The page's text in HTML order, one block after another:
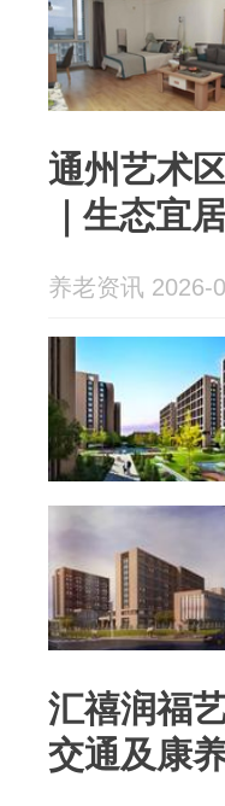
通州艺术
｜生态宜
养老资讯 2026-
汇禧润福
交通及康